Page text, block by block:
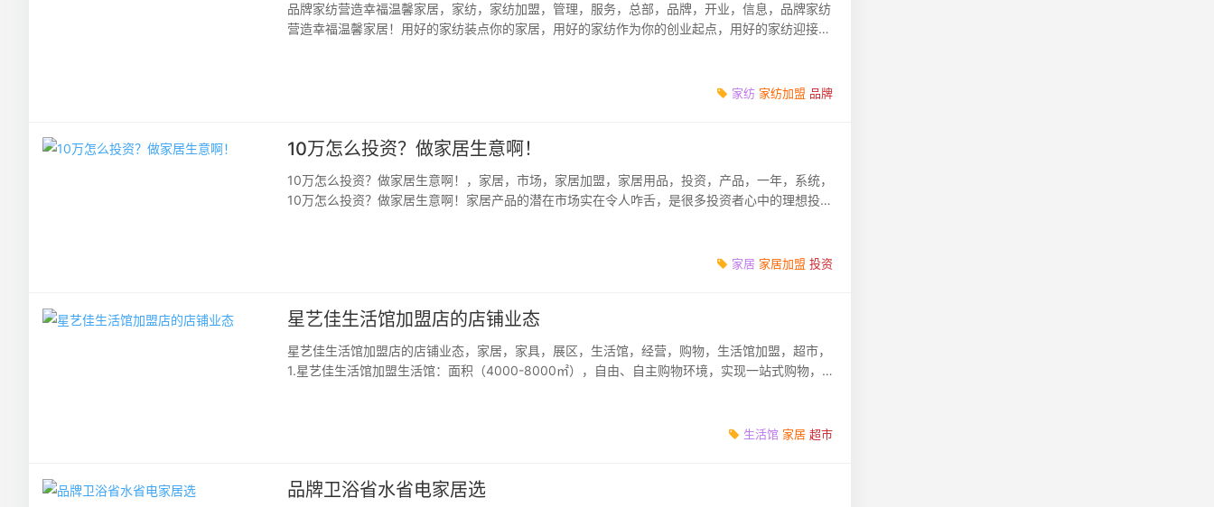
品牌家纺营造幸福温馨家居，家纺，家纺加盟，管理，服务，总部，品牌，开业，信息，品牌家纺
营造幸福温馨家居！用好的家纺装点你的家居，用好的家纺作为你的创业起点，用好的家纺迎接你
家纺 家纺加盟 品牌
10万怎么投资？做家居生意啊！
10万怎么投资？做家居生意啊！，家居，市场，家居加盟，家居用品，投资，产品，一年，系统，
10万怎么投资？做家居生意啊！家居产品的潜在市场实在令人咋舌，是很多投资者心中的理想投资
家居 家居加盟 投资
星艺佳生活馆加盟店的店铺业态
星艺佳生活馆加盟店的店铺业态，家居，家具，展区，生活馆，经营，购物，生活馆加盟，超市，
1.星艺佳生活馆加盟生活馆：面积（4000-8000㎡），自由、自主购物环境，实现一站式购物，平
生活馆 家居 超市
品牌卫浴省水省电家居选